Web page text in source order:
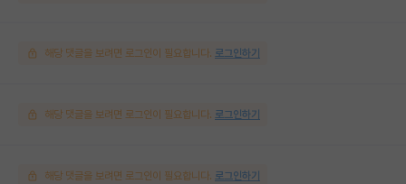
해당 댓글을 보려면 로그인이 필요합니다. 로그인하기
해당 댓글을 보려면 로그인이 필요합니다. 로그인하기
해당 댓글을 보려면 로그인이 필요합니다. 로그인하기